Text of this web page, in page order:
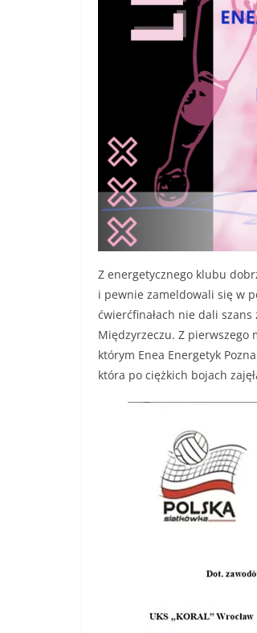
Z energetycznego klubu
i pewnie zameldowali się w
ćwierćfinałach nie dali
Międzyrzeczu. Z pierwszego
którym Enea Energetyk
która po ciężkich bojach